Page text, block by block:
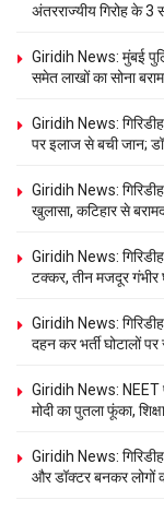
अंतरराज्यीय गिरोह के 3
Giridih News: मुंबई
समेत लाखों का सोना
Giridih News:
पर इलाज से बची जान;
Giridih News:
खुलासा, कटिहार से
Giridih News:
टक्कर, तीन मजदूर गंभीर
Giridih News:
दहन कर भर्ती घोटालों पर
Giridih News: NEET
मोदी का पुतला फूंका,
Giridih News: गिरिडीह
और डॉक्टर बनकर लोगों